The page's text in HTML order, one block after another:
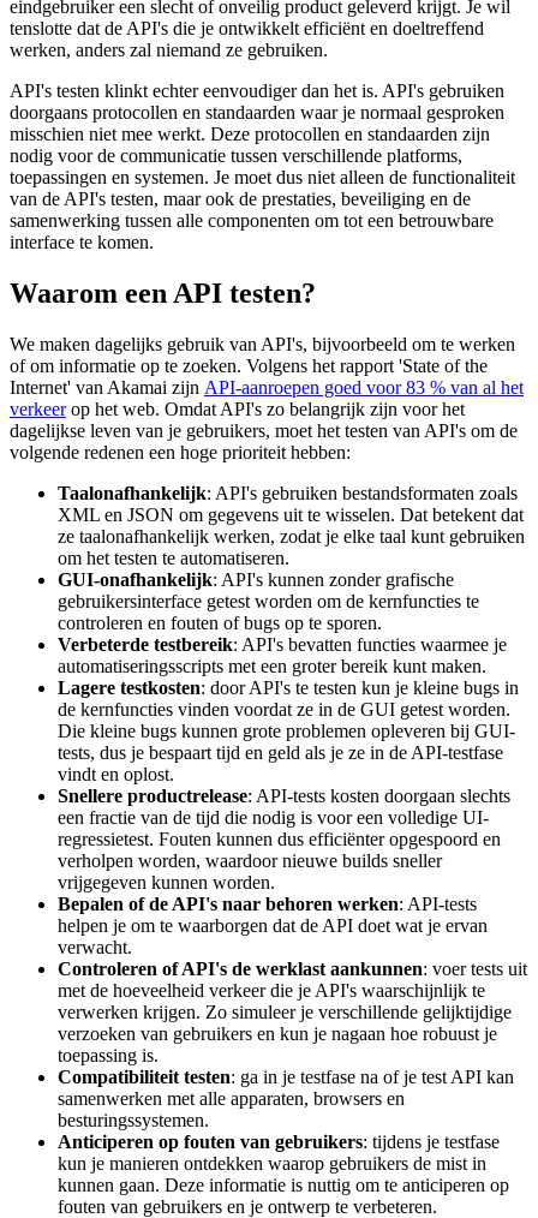
eindgebruiker een slecht of onveilig product geleverd krijgt. Je wil
tenslotte dat de API's die je ontwikkelt efficiënt en doeltreffend
werken, anders zal niemand ze gebruiken.
API's testen klinkt echter eenvoudiger dan het is. API's gebruiken
doorgaans protocollen en standaarden waar je normaal gesproken
misschien niet mee werkt. Deze protocollen en standaarden zijn
nodig voor de communicatie tussen verschillende platforms,
toepassingen en systemen. Je moet dus niet alleen de functionaliteit
van de API's testen, maar ook de prestaties, beveiliging en de
samenwerking tussen alle componenten om tot een betrouwbare
interface te komen.
Waarom een API testen?
We maken dagelijks gebruik van API's, bijvoorbeeld om te werken
of om informatie op te zoeken. Volgens het rapport 'State of the
Internet' van Akamai zijn API-aanroepen goed voor 83 % van al het
verkeerop het web. Omdat API's zo belangrijk zijn voor het
dagelijkse leven van je gebruikers, moet het testen van API's om de
volgende redenen een hoge prioriteit hebben:
Taalonafhankelijk: API's gebruiken bestandsformaten zoals
XML en JSON om gegevens uit te wisselen. Dat betekent dat
ze taalonafhankelijk werken, zodat je elke taal kunt gebruiken
om het testen te automatiseren.
GUI-onafhankelijk: API's kunnen zonder grafische
gebruikersinterface getest worden om de kernfuncties te
controleren en fouten of bugs op te sporen.
Verbeterde testbereik: API's bevatten functies waarmee je
automatiseringsscripts met een groter bereik kunt maken.
Lagere testkosten: door API's te testen kun je kleine bugs in
de kernfuncties vinden voordat ze in de GUI getest worden.
Die kleine bugs kunnen grote problemen opleveren bij GUI-
tests, dus je bespaart tijd en geld als je ze in de API-testfase
vindt en oplost.
Snellere productrelease: API-tests kosten doorgaan slechts
een fractie van de tijd die nodig is voor een volledige UI-
regressietest. Fouten kunnen dus efficiënter opgespoord en
verholpen worden, waardoor nieuwe builds sneller
vrijgegeven kunnen worden.
Bepalen of de API's naar behoren werken: API-tests
helpen je om te waarborgen dat de API doet wat je ervan
verwacht.
Controleren of API's de werklast aankunnen: voer tests uit
met de hoeveelheid verkeer die je API's waarschijnlijk te
verwerken krijgen. Zo simuleer je verschillende gelijktijdige
verzoeken van gebruikers en kun je nagaan hoe robuust je
toepassing is.
Compatibiliteit testen: ga in je testfase na of je test API kan
samenwerken met alle apparaten, browsers en
besturingssystemen.
Anticiperen op fouten van gebruikers: tijdens je testfase
kun je manieren ontdekken waarop gebruikers de mist in
kunnen gaan. Deze informatie is nuttig om te anticiperen op
fouten van gebruikers en je ontwerp te verbeteren.